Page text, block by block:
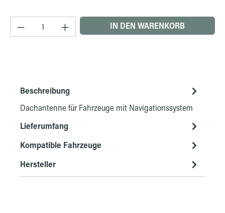
Produkt Anzahl: Gib den gewünschten Wert
IN DEN WARENKORB
Beschreibung
Dachantenne für Fahrzeuge mit Navigationssystem
Lieferumfang
Kompatible Fahrzeuge
Hersteller